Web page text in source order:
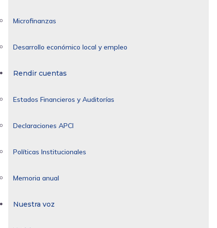
Microfinanzas
Desarrollo económico local y empleo
Rendir cuentas
Estados Financieros y Auditorías
Declaraciones APCI
Políticas Institucionales
Memoria anual
Nuestra voz